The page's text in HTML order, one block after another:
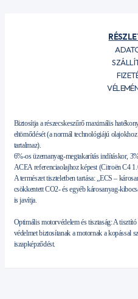
Biztosítja a részecskeszűrő maximális
eltömődését (a normál technológiájú
tartalmaz).
6%-os üzemanyag-megtakarítás indításkor,
ACEA referenciaolajhoz képest (Citroën C4
A természet tiszteletben tartása: „ECS –
csökkentett CO2- és egyéb károsanyag-
is javítja.
Optimális motorvédelem és tisztaság: A
védelmet biztosítanak a motornak a kopással
iszapképződést.